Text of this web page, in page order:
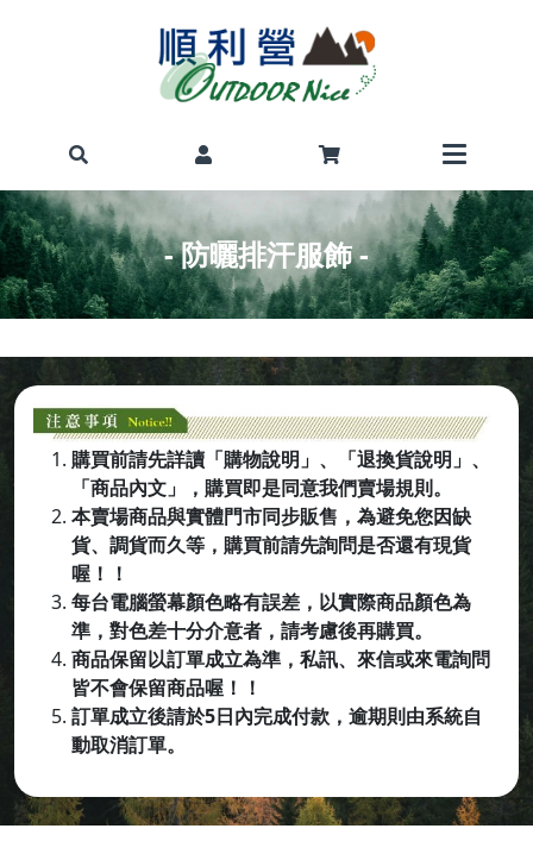
- 防曬排汗服飾 -
購買前請先詳讀「購物說明」、「退換貨說明」、
「商品內文」，購買即是同意我們賣場規則。
本賣場商品與實體門市同步販售，為避免您因缺
貨、調貨而久等，購買前請先詢問是否還有現貨
喔！！
每台電腦螢幕顏色略有誤差，以實際商品顏色為
準，對色差十分介意者，請考慮後再購買。
商品保留以訂單成立為準，私訊、來信或來電詢問
皆不會保留商品喔 ！！
訂單成立後請於5日內完成付款，逾期則由系統自
動取消訂單。